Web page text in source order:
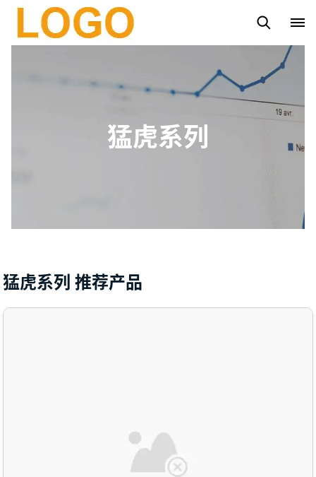
市电投光灯系列
猛虎系列
猛虎系列 推荐产品